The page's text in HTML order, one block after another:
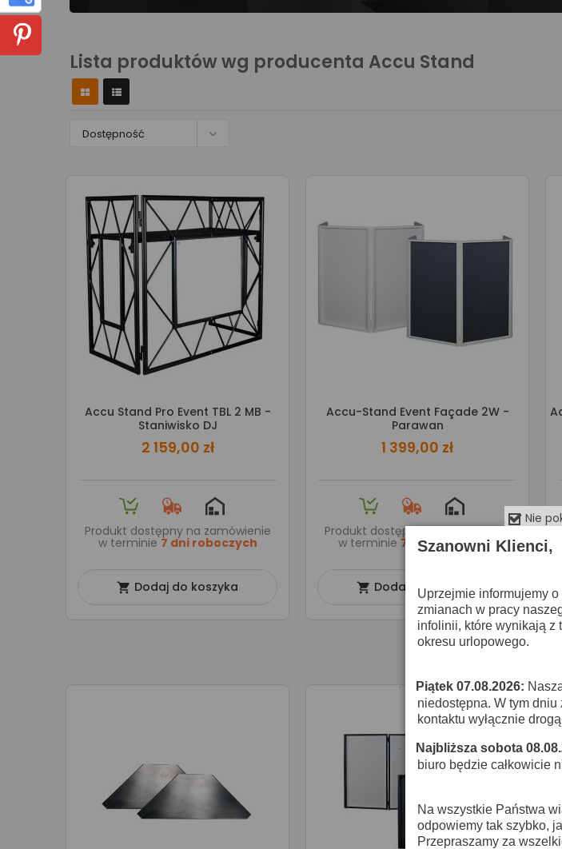
Lista produktów wg producenta Accu Stand
Dostępność 
Accu Stand Pro Event TBL 2 MB -
Staniwisko DJ
2 159,00 zł
Produkt dostępny na zamówienie
w terminie 7 dni roboczych
 Dodaj do koszyka
Accu-Stand Event Façade 2W -
Parawan
1 399,00 zł
Produkt dostępny na zamówienie
w terminie 7 dni roboczych
 Dodaj do koszyka
Nie
Szanowni Klienci,
Uprzejmie informujemy
zmianach w pracy
infolinii, które wynikają z
okresu urlopowego.
· Piątek 07.08.2026:
niedostępna. W tym dniu
kontaktu wyłącznie
· Najbliższa sobota
biuro będzie całkowicie
Na wszystkie Państwa
odpowiemy tak szybko,
Przepraszamy za